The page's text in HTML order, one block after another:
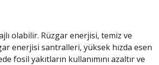
olabilir. Rüzgar enerjisi, temiz ve
enerjisi santralleri, yüksek hızda esen
fosil yakıtların kullanımını azaltır ve